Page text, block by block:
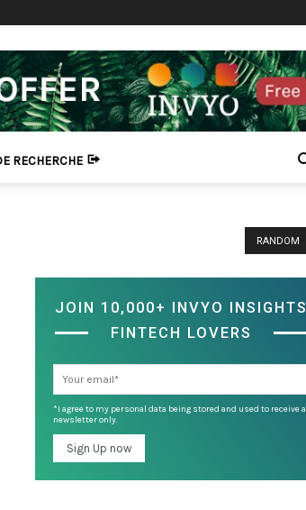
RECHERCHE
RANDOM
JOIN 10,000+ INVYO INSIGHTS
FINTECH LOVERS
*I agree to my personal data being stored and used to receive a
newsletter only.